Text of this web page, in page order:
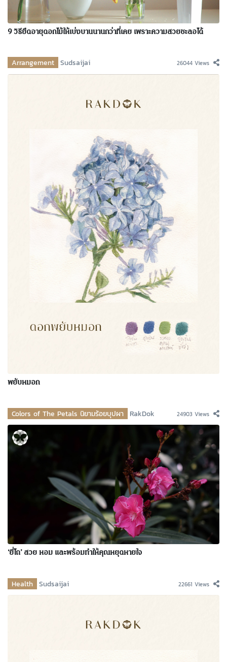
9 วิธียืดอายุดอกไม้ให้เบ่งบานนานกว่าที่เคย เพราะความสวยชะลอได้
Arrangement Sudsaijai 26044 Views
พยับหมอก
Colors of The Petals นิยามร้อยบุปผา RakDok 24903 Views
‘ยี่โถ’ สวย หอม และพร้อมทำให้คุณหยุดหายใจ
Health Sudsaijai 22661 Views